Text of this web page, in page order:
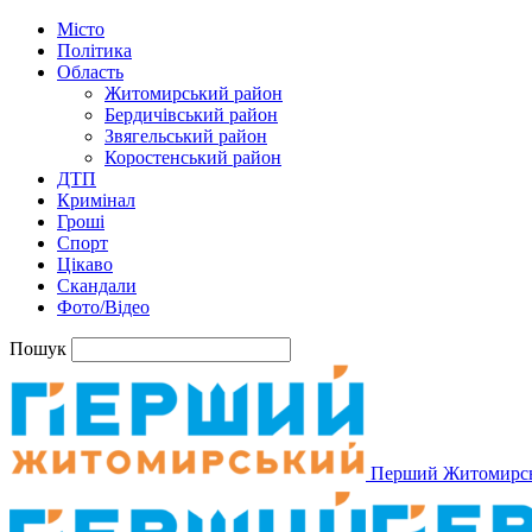
Місто
Політика
Область
Житомирський район
Бердичівський район
Звягельський район
Коростенський район
ДТП
Кримінал
Гроші
Спорт
Цікаво
Скандали
Фото/Відео
Пошук
Перший